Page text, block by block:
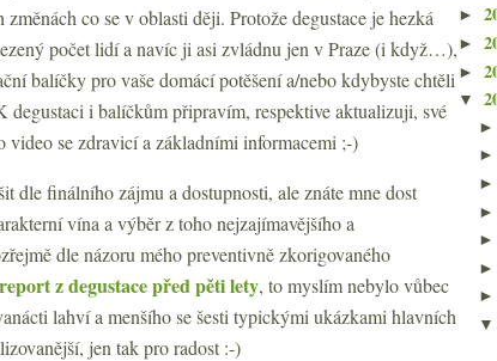
co se v oblasti ději. Protože degustace je hezká
počet lidí a navíc ji asi zvládnu jen v Praze (i když…),
balíčky pro vaše domácí potěšení a/nebo kdybyste chtěli
degustaci i balíčkům připravím, respektive aktualizuji, své
video se zdravicí a základními informacemi ;-)
dle finálního zájmu a dostupnosti, ale znáte mne dost
vína a výběr z toho nejzajímavějšího a
dle názoru mého preventivně zkorigovaného
report z degustace před pěti lety, to myslím nebylo vůbec
lahví a menšího se šesti typickými ukázkami hlavních
jen tak pro radost :-)
►
►
►
▼